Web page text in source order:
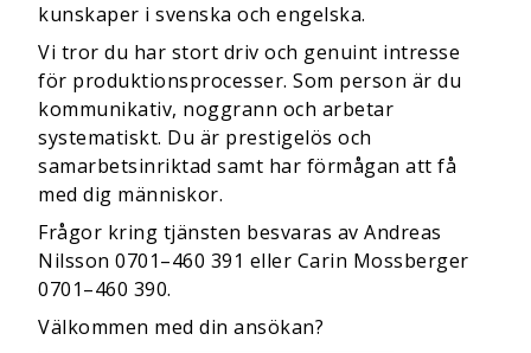
kunskaper i svenska och engelska.
Vi tror du har stort driv och genuint intresse
för produktionsprocesser. Som person är du
kommunikativ, noggrann och arbetar
systematiskt. Du är prestigelös och
samarbetsinriktad samt har förmågan att få
med dig människor.
Frågor kring tjänsten besvaras av Andreas
Nilsson 0701–460 391 eller Carin Mossberger
0701–460 390.
Välkommen med din ansökan?